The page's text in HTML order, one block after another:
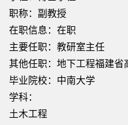
职称：副教授
在职信息：在职
主要任职：教研室主任
其他任职：地下工程福建
毕业院校：中南大学
学科：
土木工程